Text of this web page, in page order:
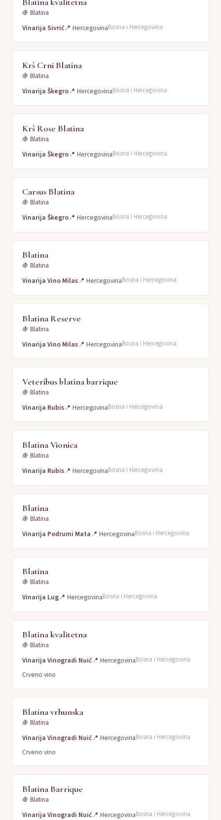
🍇 Blatina
Vinarija Sivrić📍 HercegovinaBosna i Hercegovina
Krš Crni Blatina
🍇 Blatina
Vinarija Škegro📍 HercegovinaBosna i Hercegovina
Krš Rose Blatina
🍇 Blatina
Vinarija Škegro📍 HercegovinaBosna i Hercegovina
Carsus Blatina
🍇 Blatina
Vinarija Škegro📍 HercegovinaBosna i Hercegovina
Blatina
🍇 Blatina
Vinarija Vino Milas📍 HercegovinaBosna i Hercegovina
Blatina Reserve
🍇 Blatina
Vinarija Vino Milas📍 HercegovinaBosna i Hercegovina
Veteribus blatina barrique
🍇 Blatina
Vinarija Rubis📍 HercegovinaBosna i Hercegovina
Blatina Vionica
🍇 Blatina
Vinarija Rubis📍 HercegovinaBosna i Hercegovina
Blatina
🍇 Blatina
Vinarija Podrumi Mata📍 HercegovinaBosna i Hercegovina
Blatina
🍇 Blatina
Vinarija Lug📍 HercegovinaBosna i Hercegovina
Blatina kvalitetna
🍇 Blatina
Vinarija Vinogradi Nuić📍 HercegovinaBosna i Hercegovina
Crveno vino
Blatina vrhunska
🍇 Blatina
Vinarija Vinogradi Nuić📍 HercegovinaBosna i Hercegovina
Crveno vino
Blatina Barrique
🍇 Blatina
Vinarija Vinogradi Nuić📍 HercegovinaBosna i Hercegovina